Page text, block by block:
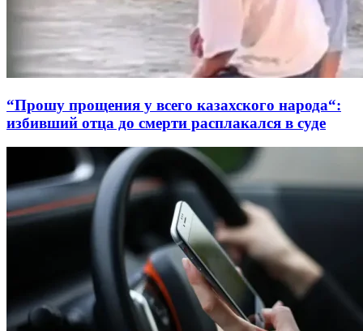
“Прошу прощения у всего казахского народа“:
избивший отца до смерти расплакался в суде